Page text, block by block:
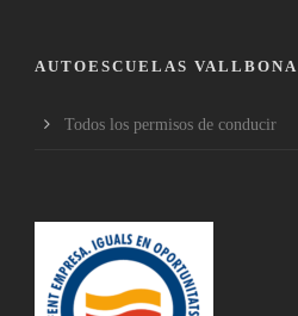
AUTOESCUELAS VALLBONA
Todos los permisos de conducir